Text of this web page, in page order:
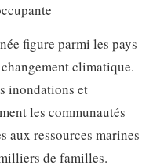
figure parmi les pays
climatique.
inondations et
les communautés
aux ressources marines
de familles.